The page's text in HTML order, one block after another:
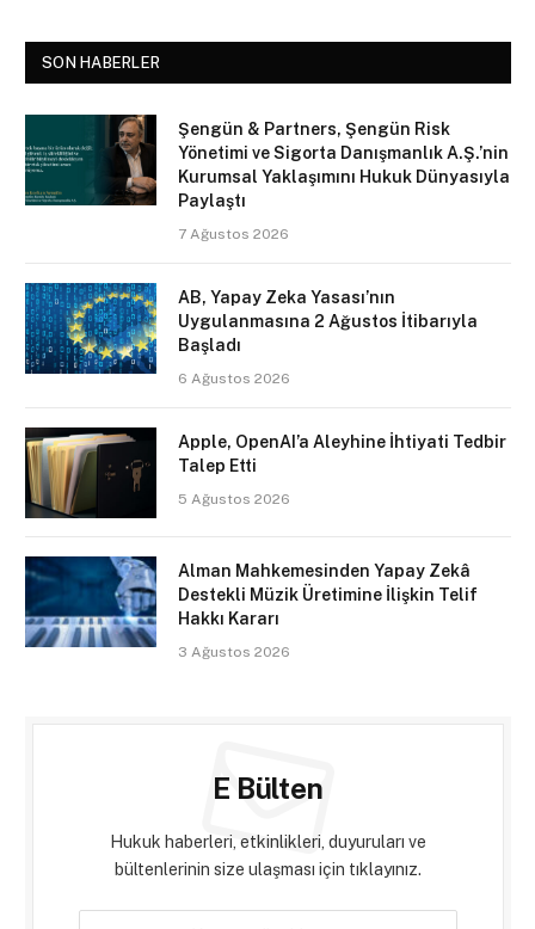
SON HABERLER
Şengün & Partners, Şengün Risk
Yönetimi ve Sigorta Danışmanlık A.Ş.’nin
Kurumsal Yaklaşımını Hukuk Dünyasıyla
Paylaştı
7 Ağustos 2026
AB, Yapay Zeka Yasası’nın
Uygulanmasına 2 Ağustos İtibarıyla
Başladı
6 Ağustos 2026
Apple, OpenAI’a Aleyhine İhtiyati Tedbir
Talep Etti
5 Ağustos 2026
Alman Mahkemesinden Yapay Zekâ
Destekli Müzik Üretimine İlişkin Telif
Hakkı Kararı
3 Ağustos 2026
E Bülten
Hukuk haberleri, etkinlikleri, duyuruları ve
bültenlerinin size ulaşması için tıklayınız.